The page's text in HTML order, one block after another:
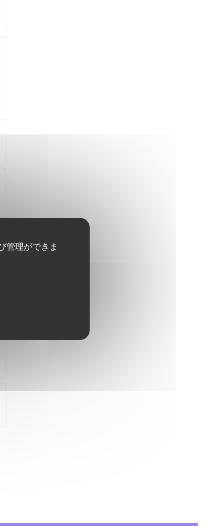
管理ができま